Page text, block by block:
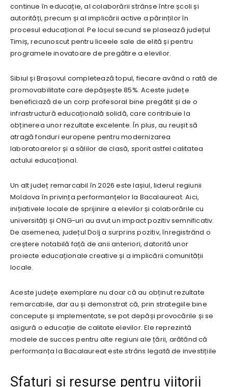
continue în educație, al colaborării strânse între școli și
autorități, precum și al implicării active a părinților în
procesul educațional. Pe locul secund se plasează județul
Timiș, recunoscut pentru liceele sale de elită și pentru
programele inovatoare de pregătire a elevilor.
Sibiul și Brașovul completează topul, fiecare având o rată de
promovabilitate care depășește 85%. Aceste județe
beneficiază de un corp profesoral bine pregătit și de o
infrastructură educațională solidă, care contribuie la
obținerea unor rezultate excelente. În plus, au reușit să
atragă fonduri europene pentru modernizarea
laboratoarelor și a sălilor de clasă, sporit astfel calitatea
actului educațional.
Un alt județ remarcabil în 2026 este Iașiul, liderul regiunii
Moldova în privința performanțelor la Bacalaureat. Aici,
inițiativele locale de sprijinire a elevilor și colaborările cu
universități și ONG-uri au avut un impact pozitiv semnificativ.
De asemenea, județul Dolj a surprins pozitiv, înregistrând o
creștere notabilă față de anii anteriori, datorită unor
proiecte educaționale creative și a implicării comunității
locale.
Aceste județe exemplare nu doar că au obținut rezultate
remarcabile, dar au și demonstrat că, prin strategiile bine
concepute și implementate, se pot depăși provocările și se
asigură o educație de calitate elevilor. Ele reprezintă
modele de succes pentru alte regiuni ale țării, arătând că
performanța la Bacalaureat este strâns legată de investițiile
Sfaturi și resurse pentru viitorii